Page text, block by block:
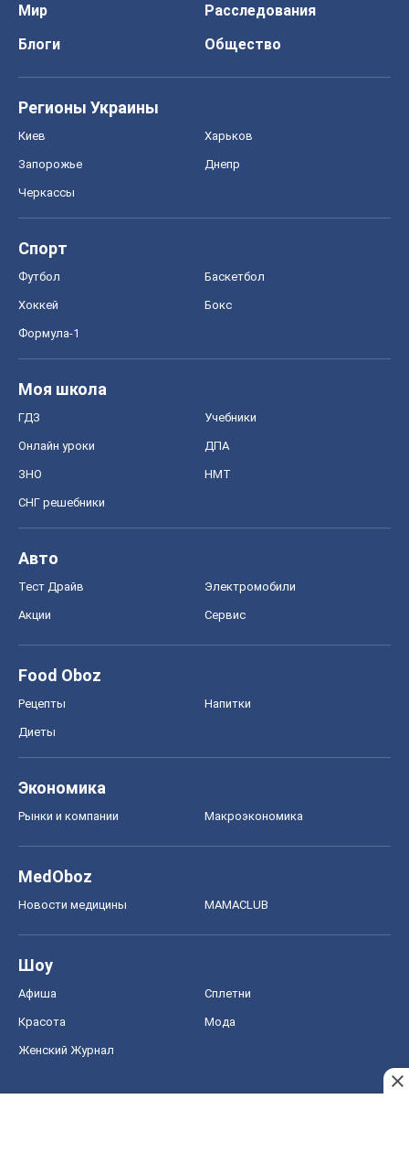
Мир
Расследования
Блоги
Общество
Регионы Украины
Киев Харьков
Запорожье Днепр
Черкассы
Спорт
Футбол Баскетбол
Хоккей Бокс
Формула-1
Моя школа
ГДЗ Учебники
Онлайн уроки ДПА
ЗНО НМТ
СНГ решебники
Авто
Тест Драйв Электромобили
Акции Сервис
Food Oboz
Рецепты Напитки
Диеты
Экономика
Рынки и компании Mакроэкономика
MedOboz
Новости медицины MAMACLUB
Шоу
Афиша Сплетни
Красота Мода
Женский Журнал